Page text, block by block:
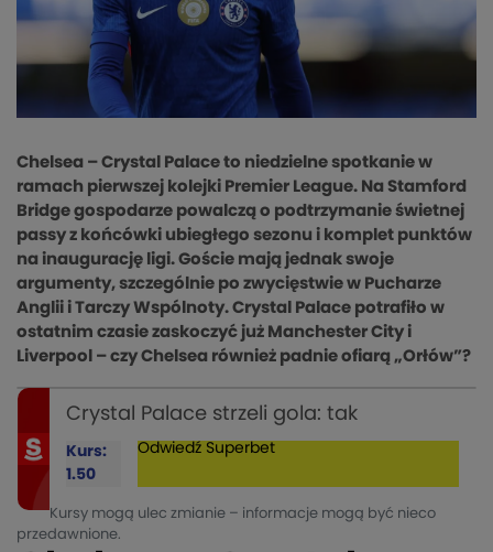
Chelsea – Crystal Palace to niedzielne spotkanie w
ramach pierwszej kolejki Premier League. Na Stamford
Bridge gospodarze powalczą o podtrzymanie świetnej
passy z końcówki ubiegłego sezonu i komplet punktów
na inaugurację ligi. Goście mają jednak swoje
argumenty, szczególnie po zwycięstwie w Pucharze
Anglii i Tarczy Wspólnoty. Crystal Palace potrafiło w
ostatnim czasie zaskoczyć już Manchester City i
Liverpool – czy Chelsea również padnie ofiarą „Orłów”?
Crystal Palace strzeli gola: tak
Kurs:
1.50
Odwiedź Superbet
Kursy mogą ulec zmianie – informacje mogą być nieco
przedawnione.